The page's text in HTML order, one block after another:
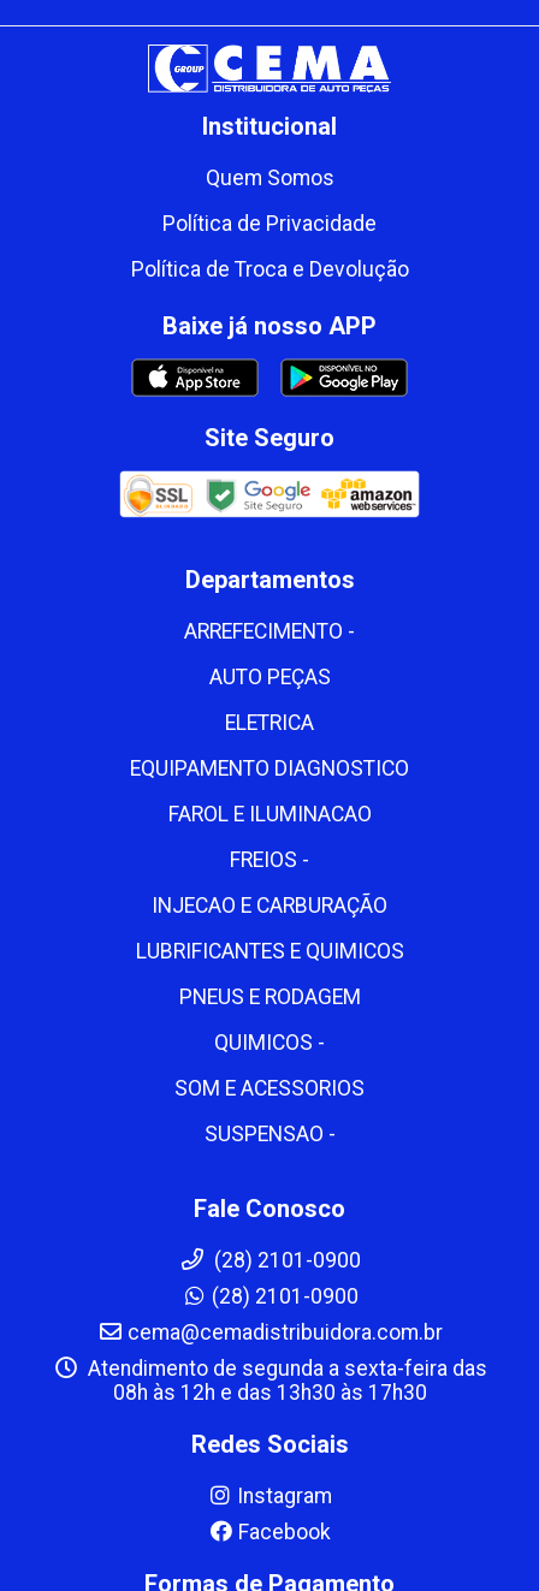
Institucional
Quem Somos
Política de Privacidade
Política de Troca e Devolução
Baixe já nosso APP
Site Seguro
Departamentos
ARREFECIMENTO -
AUTO PEÇAS
ELETRICA
EQUIPAMENTO DIAGNOSTICO
FAROL E ILUMINACAO
FREIOS -
INJECAO E CARBURAÇÃO
LUBRIFICANTES E QUIMICOS
PNEUS E RODAGEM
QUIMICOS -
SOM E ACESSORIOS
SUSPENSAO -
Fale Conosco
(28) 2101-0900
(28) 2101-0900
cema@cemadistribuidora.com.br
Atendimento de segunda a sexta-feira das
08h às 12h e das 13h30 às 17h30
Redes Sociais
Instagram
Facebook
Formas de Pagamento